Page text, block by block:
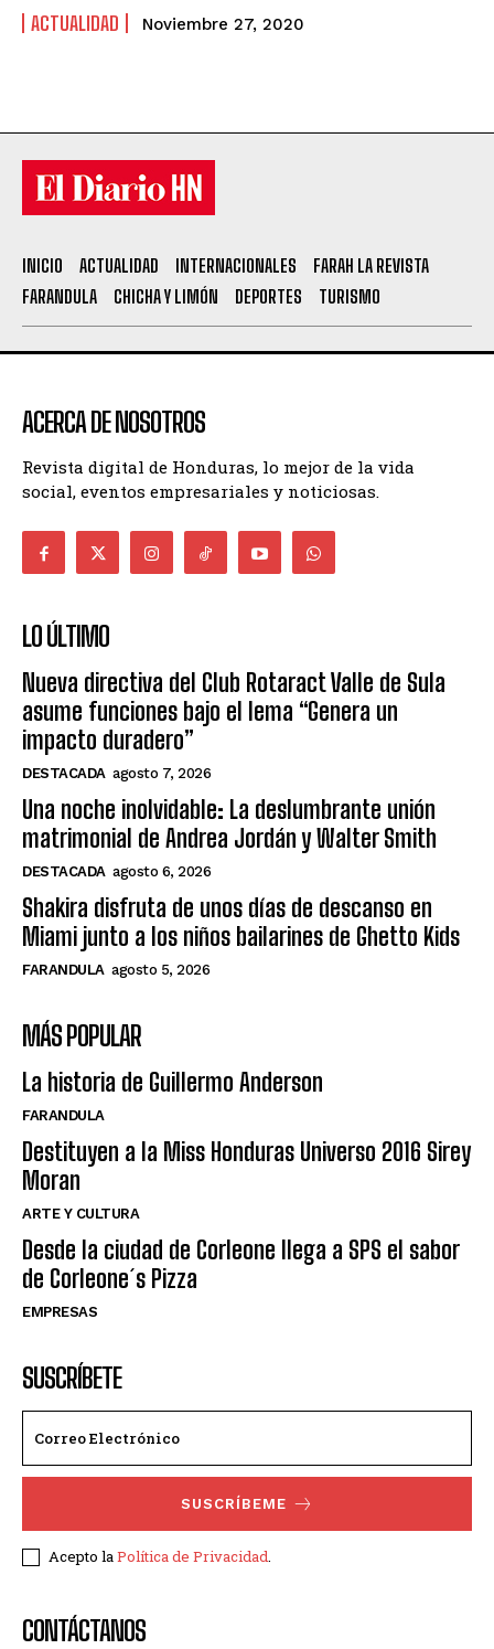
ACTUALIDAD Noviembre 27, 2020
INICIO ACTUALIDAD INTERNACIONALES
FARAH LA REVISTA
FARANDULA
CHICHA Y LIMÓN DEPORTES TURISMO
ACERCA DE NOSOTROS
Revista digital de Honduras, lo mejor de la vida
social, eventos empresariales y noticiosas.
LO ÚLTIMO
Nueva directiva del Club Rotaract Valle de Sula
asume funciones bajo el lema “Genera un
impacto duradero”
DESTACADA agosto 7, 2026
Una noche inolvidable: La deslumbrante unión
matrimonial de Andrea Jordán y Walter Smith
DESTACADA agosto 6, 2026
Shakira disfruta de unos días de descanso en
Miami junto a los niños bailarines de Ghetto Kids
FARANDULA agosto 5, 2026
MÁS POPULAR
La historia de Guillermo Anderson
FARANDULA
Destituyen a la Miss Honduras Universo 2016 Sirey
Moran
ARTE Y CULTURA
Desde la ciudad de Corleone llega a SPS el sabor
de Corleone´s Pizza
EMPRESAS
SUSCRÍBETE
SUSCRÍBEME
Acepto laPolítica de Privacidad.
CONTÁCTANOS